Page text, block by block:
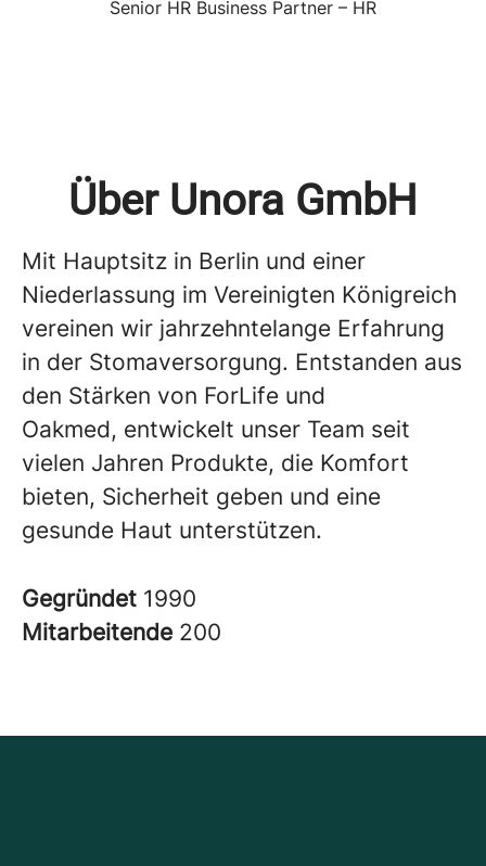
Senior HR Business Partner – HR
Über Unora GmbH
Mit Hauptsitz in Berlin und einer
Niederlassung im Vereinigten Königreich
vereinen wir jahrzehntelange Erfahrung
in der Stomaversorgung. Entstanden aus
den Stärken von ForLife und
Oakmed, entwickelt unser Team seit
vielen Jahren Produkte, die Komfort
bieten, Sicherheit geben und eine
gesunde Haut unterstützen.
Gegründet 1990
Mitarbeitende 200